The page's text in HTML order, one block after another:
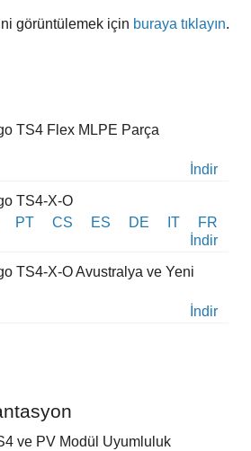
görüntülemek için buraya tıklayın.
TS4 Flex MLPE Parça
İndir
TS4-X-O
PT CS ES DE IT
FR
İndir
TS4-X-O Avustralya ve Yeni
İndir
ve PV Modül Uyumluluk